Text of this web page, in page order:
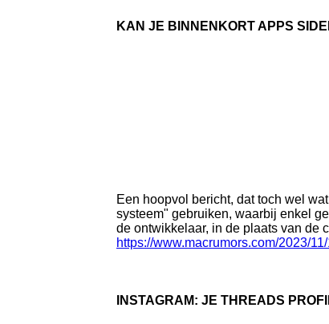
KAN JE BINNENKORT APPS
Een hoopvol bericht, dat toch wel
systeem" gebruiken, waarbij enkel
de ontwikkelaar, in de plaats van de
https://www.macrumors.com/2023/
INSTAGRAM: JE THREADS